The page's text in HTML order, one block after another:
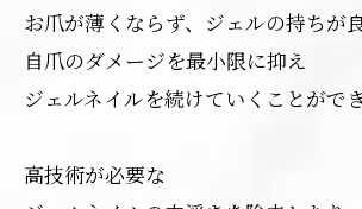
お爪が薄くならず、ジェルの持ちが
自爪のダメージを最小限に抑え
ジェルネイルを続けていくことができ
高技術が必要な